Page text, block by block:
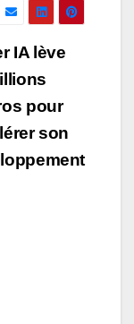
IA lève
pour
son